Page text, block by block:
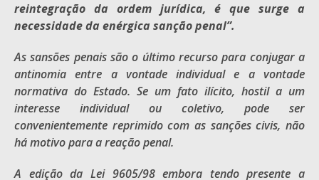
reintegração da ordem jurídica, é que surge a
necessidade da enérgica sanção penal”.
As sansões penais são o último recurso para conjugar a
antinomia entre a vontade individual e a vontade
normativa do Estado. Se um fato ilícito, hostil a um
interesse individual ou coletivo, pode ser
convenientemente reprimido com as sanções civis, não
há motivo para a reação penal.
A edição da Lei 9605/98 embora tendo presente a